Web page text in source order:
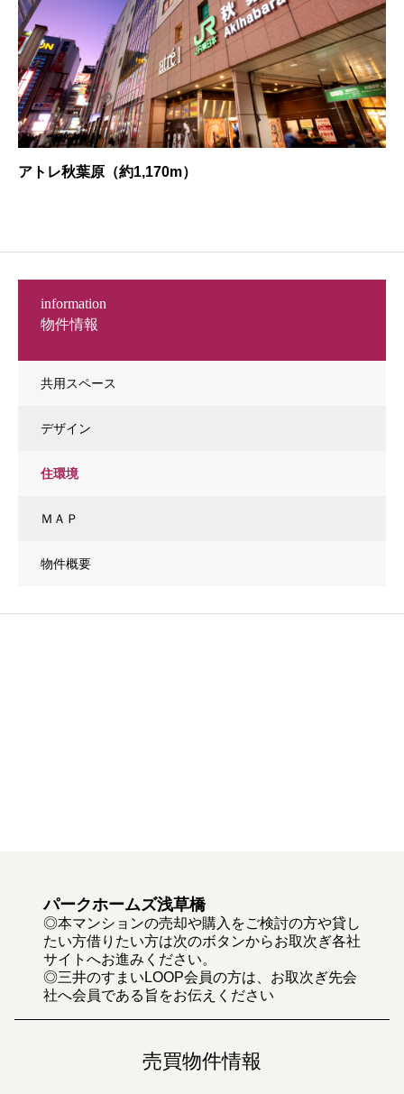
アトレ秋葉原（約1,170m）
物件情報
information
共用スペース
デザイン
住環境
ＭＡＰ
物件概要
パークホームズ浅草橋
◎本マンションの売却や購入をご検討の方や貸し
たい方借りたい方は次のボタンからお取次ぎ各社
サイトへお進みください。
◎三井のすまいLOOP会員の方は、お取次ぎ先会
社へ会員である旨をお伝えください
売買物件情報